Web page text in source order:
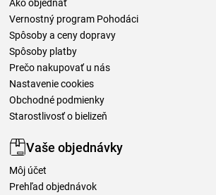
Ako objednať
Vernostný program Pohodáci
Spôsoby a ceny dopravy
Spôsoby platby
Prečo nakupovať u nás
Nastavenie cookies
Obchodné podmienky
Starostlivosť o bielizeň
Vaše objednávky
Môj účet
Prehľad objednávok